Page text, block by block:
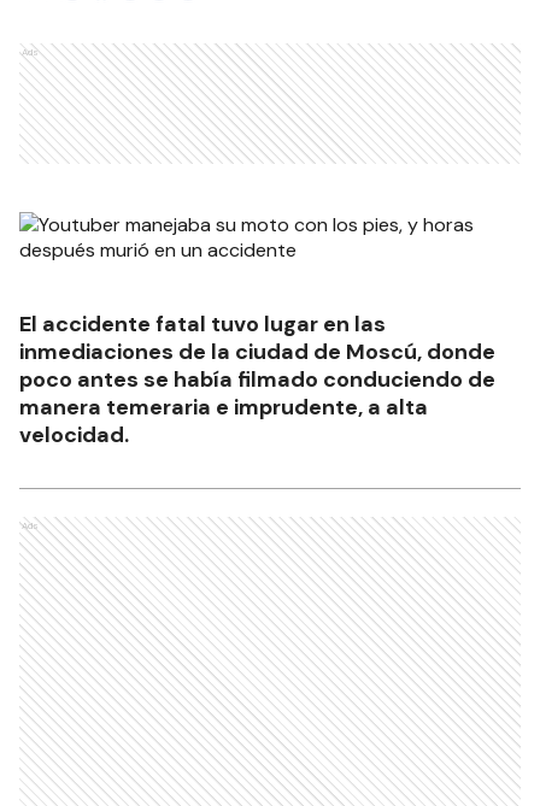
Ads
El accidente fatal tuvo lugar en las
inmediaciones de la ciudad de Moscú, donde
poco antes se había filmado conduciendo de
manera temeraria e imprudente, a alta
velocidad.
Ads